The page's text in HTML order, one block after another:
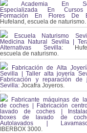
Academia En
Especializada En
Formación En Flores De
Hufeland, escuela de naturismo.
Escuela Naturismo
Medicina Natural Sevilla |
Alternativas Sevilla:
escuela de naturismo.
Fabricación de Alta
Sevilla | Taller alta joyería
Fabricación y reparación de
Sevilla: Jocafra Joyeros.
Fabricante máquinas de
de coches | Fabricación
lavado de coches |
boxes de lavado de
Autolavados |
IBERBOX 3000.